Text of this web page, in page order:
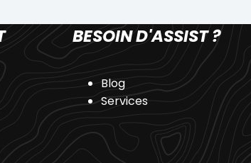
BESOIN D'ASSIST ?
Blog
Services